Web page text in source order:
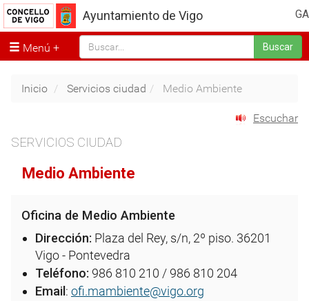
GA
Ayuntamiento de Vigo
Menú Buscar
Inicio Servicios ciudad Medio Ambiente
Escuchar
SERVICIOS CIUDAD
Medio Ambiente
Oficina de Medio Ambiente
Dirección: Plaza del Rey, s/n, 2º piso. 36201
Vigo - Pontevedra
Teléfono: 986 810 210 / 986 810 204
Email : ofi.mambiente@vigo.org